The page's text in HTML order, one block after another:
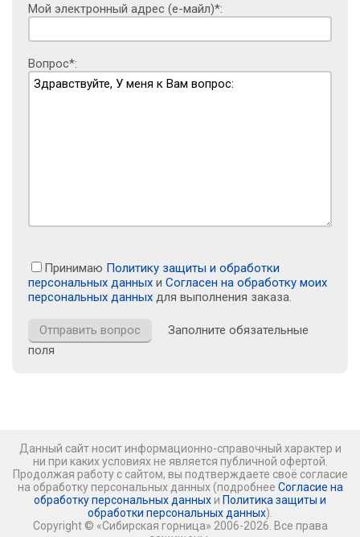
Мой электронный адрес (е-майл)*:
Вопрос*:
Принимаю Политику защиты и обработки
персональных данных и Согласен на обработку моих
персональных данных для выполнения заказа.
Заполните обязательные
поля
Данный сайт носит информационно-справочный характер и
ни при каких условиях не является публичной офертой.
Продолжая работу с сайтом, вы подтверждаете своё согласие
на обработку персональных данных (подробнее Согласие на
обработку персональных данных и Политика защиты и
обработки персональных данных).
Copyright © «Сибирская горница» 2006-2026. Все права